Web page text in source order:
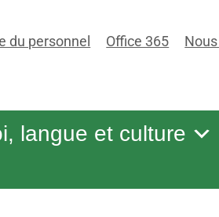
du personnel Office 365
langue et culture